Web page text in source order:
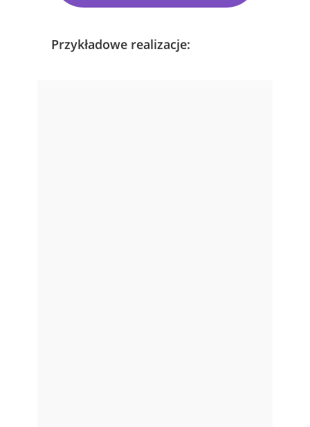
Przykładowe realizacje: